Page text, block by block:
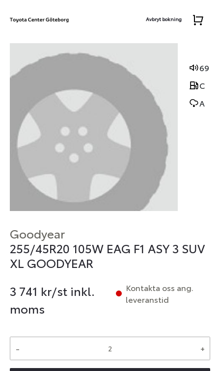
Avbryt bokning
69
C
A
Goodyear
255/45R20 105W EAG F1 ASY 3 SUV
XL GOODYEAR
3 741 kr/st inkl.
moms
Kontakta oss ang.
leveranstid
- +